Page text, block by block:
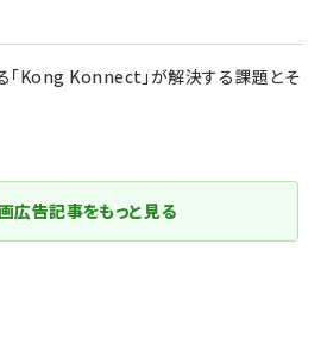
「Kong Konnect」が解決する課題とそ
広告記事をもっと見る